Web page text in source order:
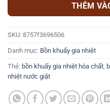
THÊM
SKU: 8757f3696506
Danh mục: Bồn khuấy gia nhiệt
Thẻ: bồn khuấy gia nhiệt hóa chất
nhiệt nước giặt